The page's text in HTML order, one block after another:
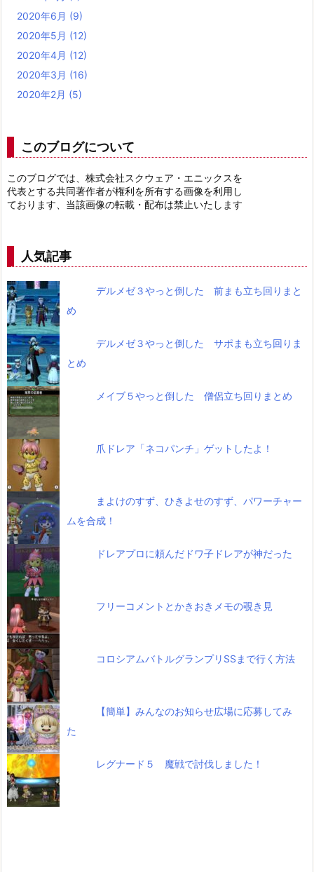
2020年6月 (9)
2020年5月 (12)
2020年4月 (12)
2020年3月 (16)
2020年2月 (5)
このブログについて
このブログでは、株式会社スクウェア・エニックスを
代表とする共同著作者が権利を所有する画像を利用し
ております、当該画像の転載・配布は禁止いたします
人気記事
デルメゼ３やっと倒した 前まも立ち回りまと
め
デルメゼ３やっと倒した サポまも立ち回りま
とめ
メイブ５やっと倒した 僧侶立ち回りまとめ
爪ドレア「ネコパンチ」ゲットしたよ！
まよけのすず、ひきよせのすず、パワーチャー
ムを合成！
ドレアプロに頼んだドワ子ドレアが神だった
フリーコメントとかきおきメモの覗き見
コロシアムバトルグランプリSSまで行く方法
【簡単】みんなのお知らせ広場に応募してみ
た
レグナード５ 魔戦で討伐しました！